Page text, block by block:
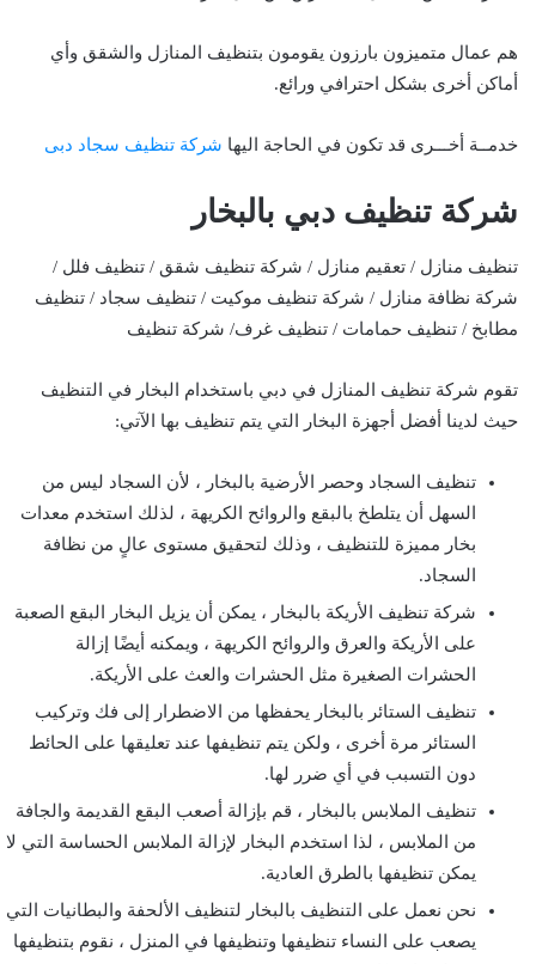
هم عمال متميزون بارزون يقومون بتنظيف المنازل والشقق وأي
أماكن أخرى بشكل احترافي ورائع.
خدمــة أخـــرى قد تكون في الحاجة اليها شركة تنظيف سجاد دبى
شركة تنظيف دبي بالبخار
تنظيف منازل / تعقيم منازل / شركة تنظيف شقق / تنظيف فلل /
شركة نظافة منازل / شركة تنظيف موكيت / تنظيف سجاد / تنظيف
مطابخ / تنظيف حمامات / تنظيف غرف/ شركة تنظيف
تقوم شركة تنظيف المنازل في دبي باستخدام البخار في التنظيف
حيث لدينا أفضل أجهزة البخار التي يتم تنظيف بها الآتي:
تنظيف السجاد وحصر الأرضية بالبخار ، لأن السجاد ليس من
السهل أن يتلطخ بالبقع والروائح الكريهة ، لذلك استخدم معدات
بخار مميزة للتنظيف ، وذلك لتحقيق مستوى عالٍ من نظافة
السجاد.
شركة تنظيف الأريكة بالبخار ، يمكن أن يزيل البخار البقع الصعبة
على الأريكة والعرق والروائح الكريهة ، ويمكنه أيضًا إزالة
الحشرات الصغيرة مثل الحشرات والعث على الأريكة.
تنظيف الستائر بالبخار يحفظها من الاضطرار إلى فك وتركيب
الستائر مرة أخرى ، ولكن يتم تنظيفها عند تعليقها على الحائط
دون التسبب في أي ضرر لها.
تنظيف الملابس بالبخار ، قم بإزالة أصعب البقع القديمة والجافة
من الملابس ، لذا استخدم البخار لإزالة الملابس الحساسة التي لا
يمكن تنظيفها بالطرق العادية.
نحن نعمل على التنظيف بالبخار لتنظيف الألحفة والبطانيات التي
يصعب على النساء تنظيفها وتنظيفها في المنزل ، نقوم بتنظيفها